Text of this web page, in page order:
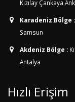
Kızılay Çankaya
Karadeniz Bölge :
Samsun
Akdeniz Bölge :
Antalya
Hızlı Erişim